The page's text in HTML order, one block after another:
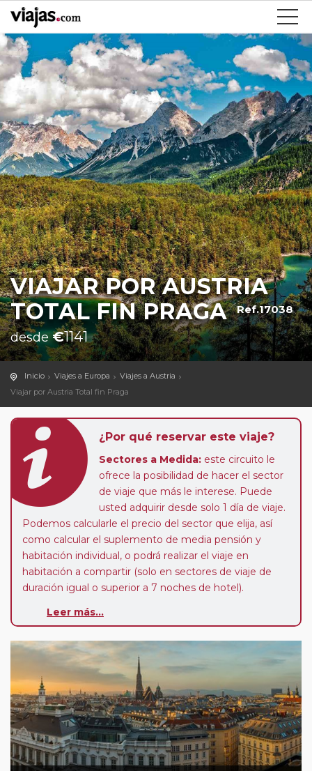
VIAJAR POR AUSTRIA
TOTAL FIN PRAGA Ref.17038
desde€1141
Inicio Viajes a Europa
Viajes a Austria
Viajar por Austria Total fin Praga
¿Por qué reservar este viaje?
Sectores a Medida: este circuito le
ofrece la posibilidad de hacer el sector
de viaje que más le interese. Puede
usted adquirir desde solo 1 día de viaje.
Podemos calcularle el precio del sector que elija, así
como calcular el suplemento de media pensión y
habitación individual, o podrá realizar el viaje en
habitación a compartir (solo en sectores de viaje de
duración igual o superior a 7 noches de hotel).
Paradas en Ruta:
su viaje, en la ciudad que desee por período de 1, 3, 4 o
7 noches según circuito y fechas de salida. Es
fundamental que el circuito tenga salida posterior a la
fecha escogida y permita la salida deseada. El
suplemento por parada efectuada es de 40 Euros/52
Dólares por persona. Si la parada se realiza para tomar
otro circuito del mismo proveedor no se abonará este
suplemento.
Leer más...